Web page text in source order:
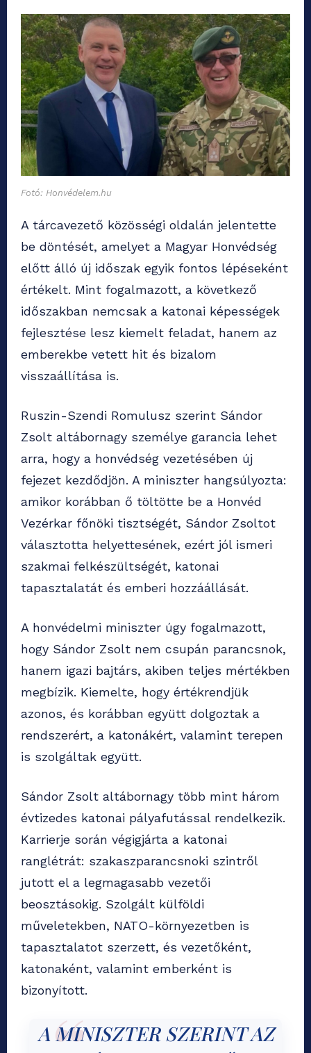
Fotó: Honvédelem.hu
A tárcavezető közösségi oldalán jelentette
be döntését, amelyet a Magyar Honvédség
előtt álló új időszak egyik fontos lépéseként
értékelt. Mint fogalmazott, a következő
időszakban nemcsak a katonai képességek
fejlesztése lesz kiemelt feladat, hanem az
emberekbe vetett hit és bizalom
visszaállítása is.
Ruszin-Szendi Romulusz szerint Sándor
Zsolt altábornagy személye garancia lehet
arra, hogy a honvédség vezetésében új
fejezet kezdődjön. A miniszter hangsúlyozta:
amikor korábban ő töltötte be a Honvéd
Vezérkar főnöki tisztségét, Sándor Zsoltot
választotta helyettesének, ezért jól ismeri
szakmai felkészültségét, katonai
tapasztalatát és emberi hozzáállását.
A honvédelmi miniszter úgy fogalmazott,
hogy Sándor Zsolt nem csupán parancsnok,
hanem igazi bajtárs, akiben teljes mértékben
megbízik. Kiemelte, hogy értékrendjük
azonos, és korábban együtt dolgoztak a
rendszerért, a katonákért, valamint terepen
is szolgáltak együtt.
Sándor Zsolt altábornagy több mint három
évtizedes katonai pályafutással rendelkezik.
Karrierje során végigjárta a katonai
ranglétrát: szakaszparancsnoki szintről
jutott el a legmagasabb vezetői
beosztásokig. Szolgált külföldi
műveletekben, NATO-környezetben is
tapasztalatot szerzett, és vezetőként,
katonaként, valamint emberként is
bizonyított.
A MINISZTER SZERINT AZ